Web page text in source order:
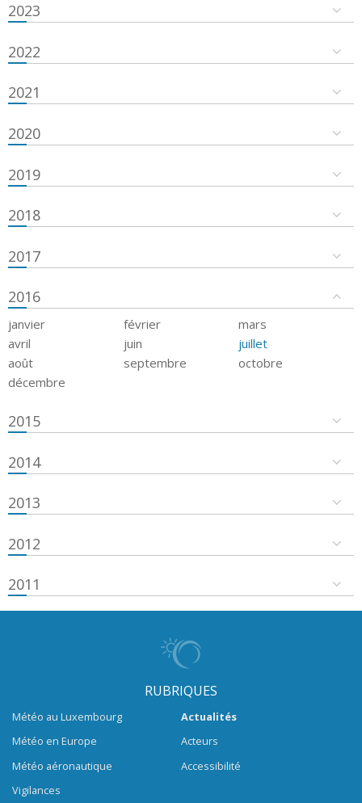
2023
2022
2021
2020
2019
2018
2017
2016
janvier février
mars
avril
juin
juillet
août
septembre
octobre
décembre
2015
2014
2013
2012
2011
RUBRIQUES
Météo au Luxembourg
Météo en Europe
Météo aéronautique
Vigilances
Actualités
Acteurs
Accessibilité